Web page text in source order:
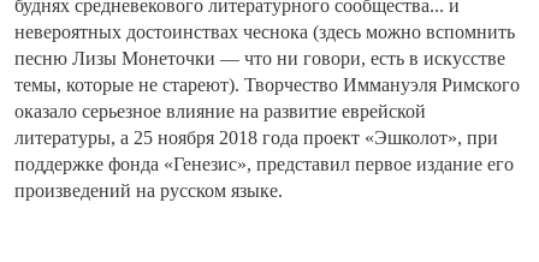
буднях средневекового литературного сообщества... и
невероятных достоинствах чеснока (здесь можно вспомнить
песню Лизы Монеточки — что ни говори, есть в искусстве
темы, которые не стареют). Творчество Иммануэля Римского
оказало серьезное влияние на развитие еврейской
литературы, а 25 ноября 2018 года проект «Эшколот», при
поддержке фонда «Генезис», представил первое издание его
произведений на русском языке.